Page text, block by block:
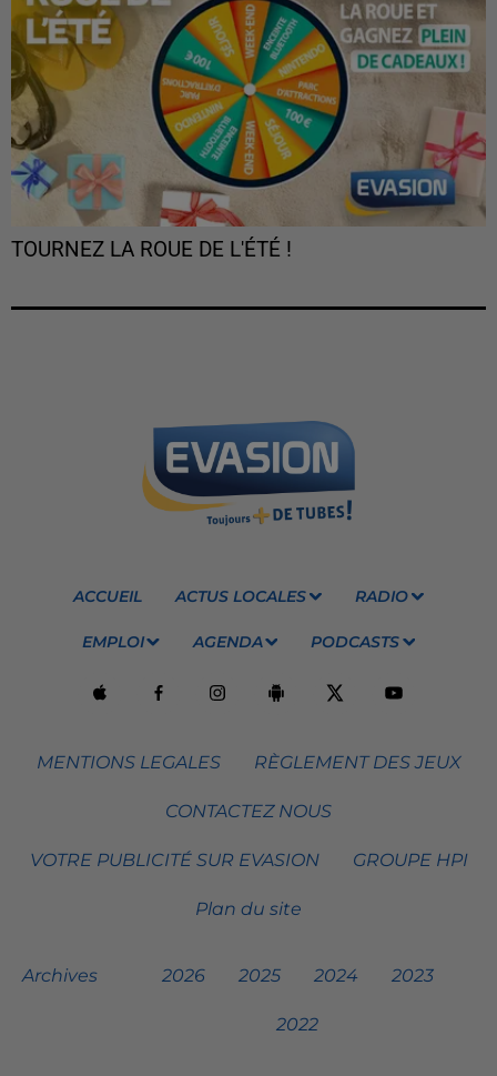
TOURNEZ LA ROUE DE L'ÉTÉ !
ACCUEIL ACTUS LOCALES RADIO
EMPLOI AGENDA PODCASTS
MENTIONS LEGALES RÈGLEMENT DES JEUX
CONTACTEZ NOUS
VOTRE PUBLICITÉ SUR EVASION GROUPE HPI
Plan du site
Archives 2026 2025 2024 2023
2022